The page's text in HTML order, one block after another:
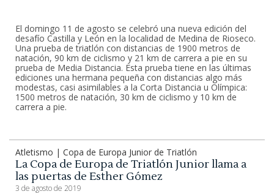
El domingo 11 de agosto se celebró una nueva edición del
desafío Castilla y León en la localidad de Medina de Rioseco.
Una prueba de triatlón con distancias de 1900 metros de
natación, 90 km de ciclismo y 21 km de carrera a pie en su
prueba de Media Distancia. Esta prueba tiene en las últimas
ediciones una hermana pequeña con distancias algo más
modestas, casi asimilables a la Corta Distancia u Olímpica:
1500 metros de natación, 30 km de ciclismo y 10 km de
carrera a pie.
Atletismo | Copa de Europa Junior de Triatlón
La Copa de Europa de Triatlón Junior llama a
las puertas de Esther Gómez
3 de agosto de 2019